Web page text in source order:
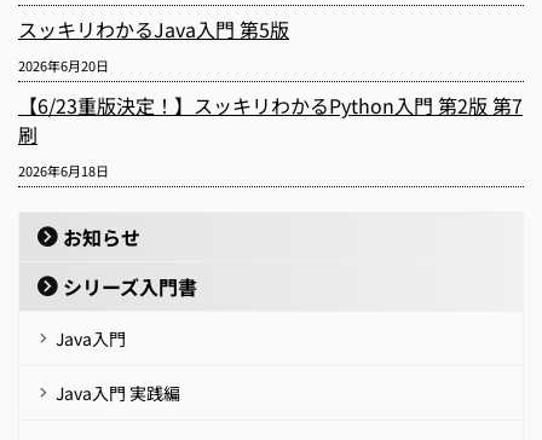
スッキリわかるJava入門 第5版
2026年6月20日
【6/23重版決定！】スッキリわかるPython入門 第2版 第7
刷
2026年6月18日
お知らせ
シリーズ入門書
Java入門
Java入門 実践編